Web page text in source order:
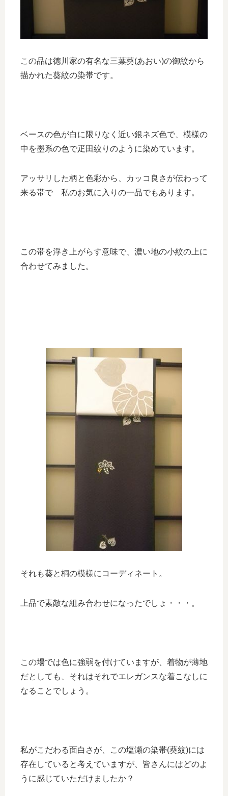
この品は徳川家の有名な三葉葵(あおい)の御紋から
描かれた葵紋の染帯です。
ベースの色が白に限りなく近い銀ネズ色で、模様の
中を墨系の色で疋田絞りのように染めています。
アッサリした柄と色彩から、カッコ良さが伝わって
来る帯で 私のお気に入りの一品でもあります。
この帯を浮き上がらす意味で、濃い地の小紋の上に
合わせてみました。
それも葵と桐の模様にコーディネート。
上品で素敵な組み合わせになったでしょ・・・。
この場では色に強弱を付けていますが、着物が薄地
だとしても、それはそれでエレガンスな着こなしに
なることでしょう。
私がこだわる面白さが、この塩瀬の染帯(葵紋)には
存在していると考えていますが、皆さんにはどのよ
うに感じていただけましたか？